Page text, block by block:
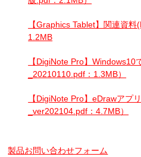
【Graphics Tablet】関連資料
1.2MB
【DigiNote Pro】Windows10
_20210110.pdf：1.3MB）
【DigiNote Pro】eDrawアプ
_ver202104.pdf：4.7MB）
製品お問い合わせフォーム